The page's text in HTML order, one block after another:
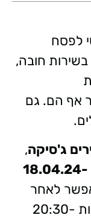
לפסח
בשירות חובה,
אף הם. גם
ג'סיקה,
18.04.24-
לאחר
בימים א', ה' בשעות 20:30-